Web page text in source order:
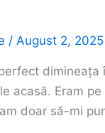
/ August 2, 2025
dimineața
acasă. Eram pe
doar să-mi